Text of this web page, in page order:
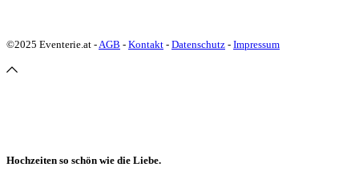
©2025 Eventerie.at - AGB - Kontakt - Datenschutz - Impressum
Hochzeiten so schön wie die Liebe.